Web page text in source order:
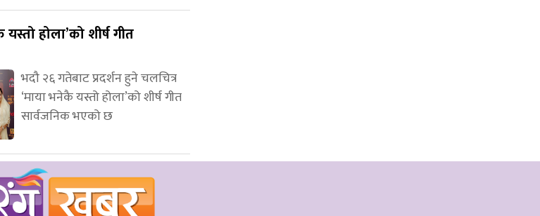
होला’को शीर्ष गीत
भदौ २६ गतेबाट प्रदर्शन हुने चलचित्र
‘माया भनेकै यस्तो होला’को शीर्ष गीत
सार्वजनिक भएको छ